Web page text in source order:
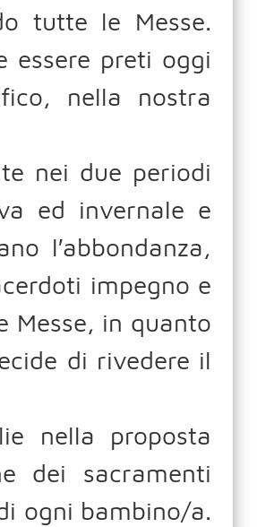
tutte le Messe.
essere preti oggi
nella nostra
nei due periodi
ed invernale e
l′abbondanza,
impegno e
Messe, in quanto
di rivedere il
nella proposta
dei sacramenti
ogni bambino/a.